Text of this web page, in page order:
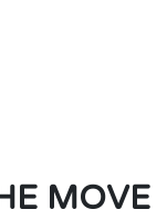
MOVE